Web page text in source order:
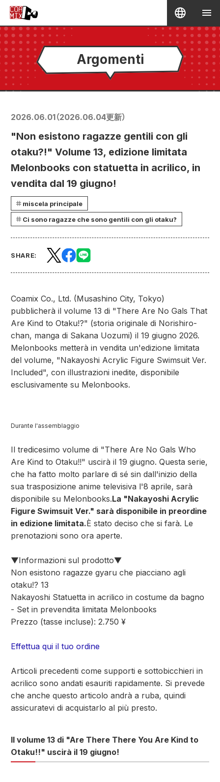
Argomenti
2026.06.01（2026.06.04更新）
"Non esistono ragazze gentili con gli
otaku?!" Volume 13, edizione limitata
Melonbooks con statuetta in acrilico, in
vendita dal 19 giugno!
miscela principale
Ci sono ragazze che sono gentili con gli otaku?
SHARE:
Coamix Co., Ltd. (Musashino City, Tokyo)
pubblicherà il volume 13 di "There Are No Gals That
Are Kind to Otaku!?" (storia originale di Norishiro-
chan, manga di Sakana Uozumi) il 19 giugno 2026.
Melonbooks metterà in vendita un'edizione limitata
del volume, "Nakayoshi Acrylic Figure Swimsuit Ver.
Included", con illustrazioni inedite, disponibile
esclusivamente su Melonbooks.
Durante l'assemblaggio
Il tredicesimo volume di "There Are No Gals Who
Are Kind to Otaku!!" uscirà il 19 giugno. Questa serie,
che ha fatto molto parlare di sé sin dall'inizio della
sua trasposizione anime televisiva l'8 aprile, sarà
disponibile su Melonbooks.La "Nakayoshi Acrylic
Figure Swimsuit Ver." sarà disponibile in preordine
in edizione limitata.È stato deciso che si farà. Le
prenotazioni sono ora aperte.
▼Informazioni sul prodotto▼
Non esistono ragazze gyaru che piacciano agli
otaku!? 13
Nakayoshi Statuetta in acrilico in costume da bagno
- Set in prevendita limitata Melonbooks
Prezzo (tasse incluse): 2.750 ¥
Effettua qui il tuo ordine
Articoli precedenti come supporti e sottobicchieri in
acrilico sono andati esauriti rapidamente. Si prevede
che anche questo articolo andrà a ruba, quindi
assicuratevi di acquistarlo al più presto.
Il volume 13 di "Are There There You Are Kind to
Otaku!!" uscirà il 19 giugno!